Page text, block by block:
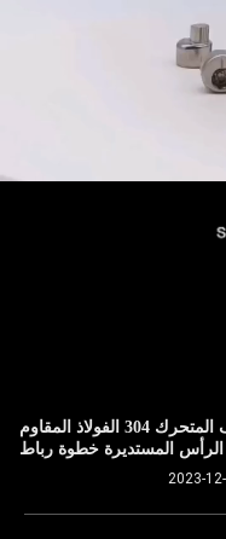
المسمار غير القياسي الستة الأطراف المتحرك 304 الفولاذ المقاوم
المستديرة خطوة رباط
2023-